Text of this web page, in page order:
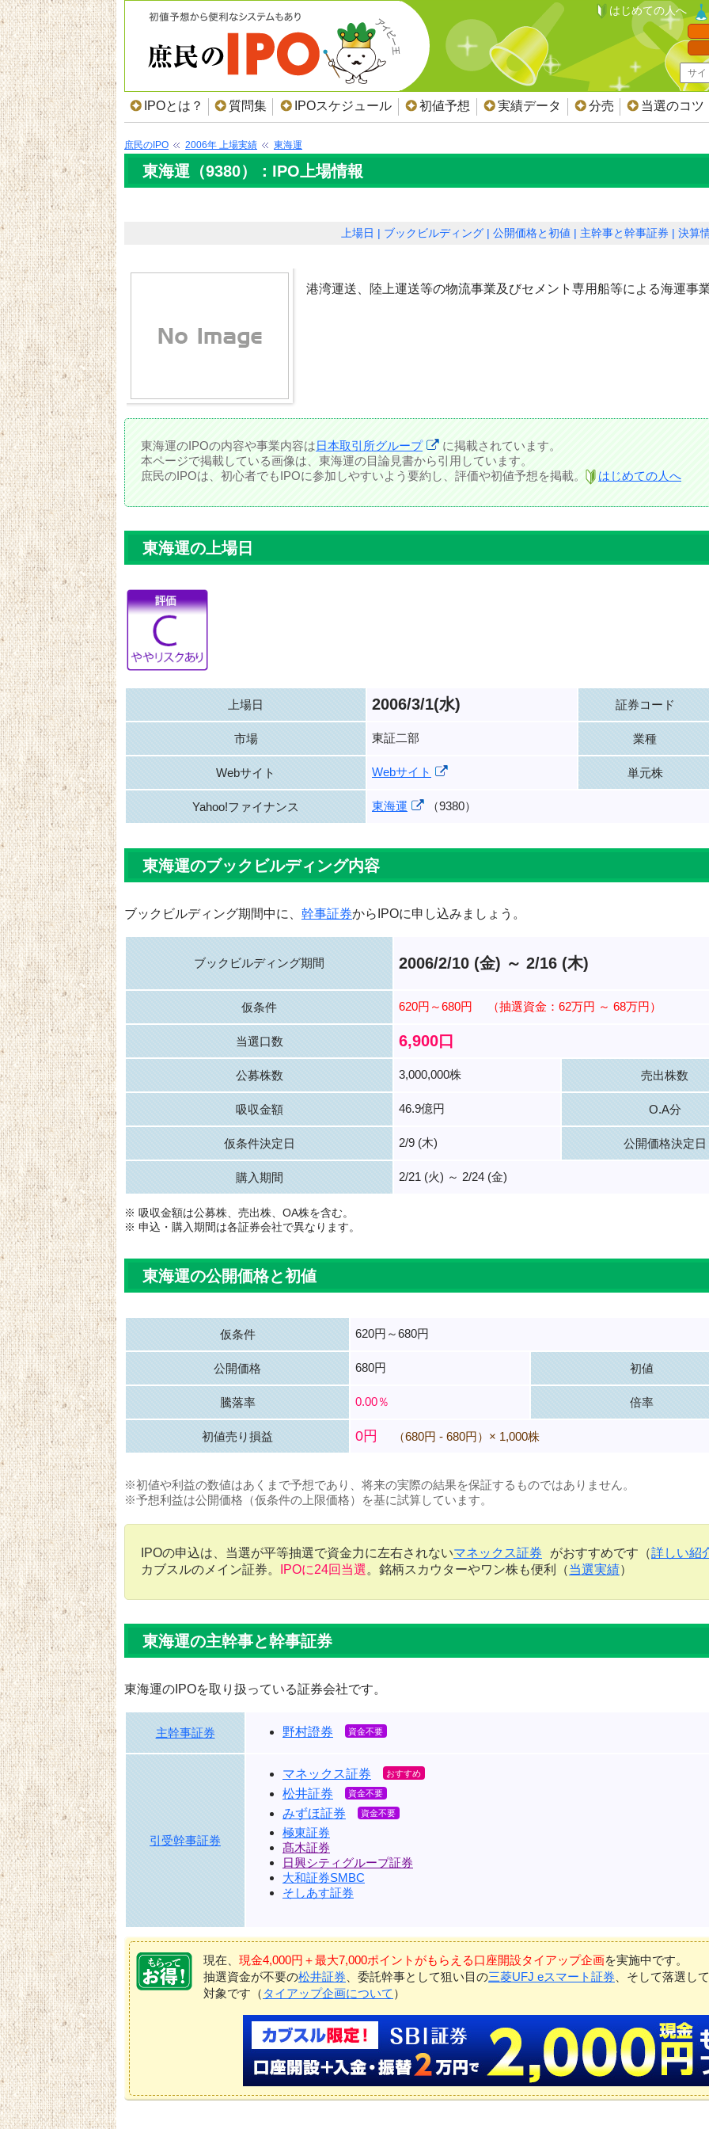
はじめての人へ
IPOとは？ 質問集 IPOスケジュール 初値予想 実績データ 分売 当選のコツ
庶民のIPO 2006年 上場実績 東海運
東海運（9380）：IPO上場情報
上場日 ブックビルディング 公開価格と初値 主幹事と幹事証券 決算
港湾運送、陸上運送等の物流事業及びセメント専用船等による海運事
東海運のIPOの内容や事業内容は日本取引所グループ
に掲載されています。
本ページで掲載している画像は、東海運の目論見書から引用しています。
庶民のIPOは、初心者でもIPOに参加しやすいよう要約し、評価や初値予想を掲載。
はじめての人へ
東海運の上場日
上場日 2006/3/1(水) 証券コード
市場 東証二部 業種
Webサイト Webサイト 単元株
Yahoo!ファイナンス 東海運 （9380）
東海運のブックビルディング内容
ブックビルディング期間中に、 幹事証券からIPOに申し込みましょう。
ブックビルディング期間 2006/2/10 (金) ～ 2/16 (木)
仮条件 620円～680円 （抽選資金：62万円 ～ 68万円）
当選口数 6,900口
公募株数 3,000,000株 売出株数
吸収金額 46.9億円 O.A分
仮条件決定日 2/9 (木) 公開価格決定日
購入期間 2/21 (火) ～ 2/24 (金)
※ 吸収金額は公募株、売出株、OA株を含む。
※ 申込・購入期間は各証券会社で異なります。
東海運の公開価格と初値
仮条件 620円～680円
公開価格 680円 初値
騰落率 0.00％ 倍率
初値売り損益 0円 （680円 - 680円）× 1,000株
※初値や利益の数値はあくまで予想であり、将来の実際の結果を保証するものではありません。
※予想利益は公開価格（仮条件の上限価格）を基に試算しています。
IPOの申込は、当選が平等抽選で資金力に左右されないマネックス証券 がおすすめです（詳しい紹
カブスルのメイン証券。
IPOに24回当選。銘柄スカウターやワン株も便利（当選実績）
東海運の主幹事と幹事証券
東海運のIPOを取り扱っている証券会社です。
主幹事証券 野村證券
引受幹事証券
マネックス証券
松井証券
みずほ証券
極東証券
髙木証券
日興シティグループ証券
大和証券SMBC
そしあす証券
現在、 現金4,000円＋最大7,000ポイントがもらえる口座開設タイアップ企画を実施中です。
抽選資金が不要の松井証券 、委託幹事として狙い目の三菱UFJ eスマート証券 、そして落選し
対象です（ タイアップ企画について ）